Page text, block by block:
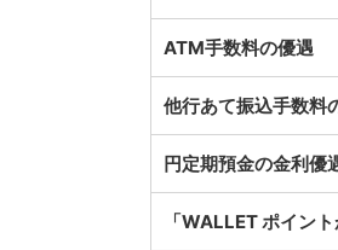
ATM手数料の優遇
他行あて振込手数料
円定期預金の金利優
「WALLET ポイン